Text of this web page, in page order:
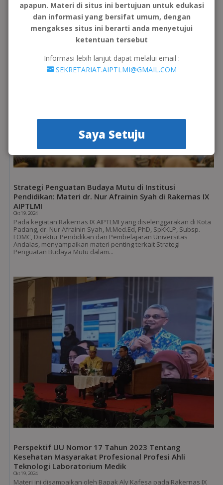
pendidikan di institusi...
Strategi Penguatan Budaya Mutu di Institusi
Pendidikan: Materi dr. Nur Afrainin Syah di Rakernas IX
AIPTLMI
Okt 19, 2024
Pada kegiatan Rakernas IX AIPTLMI yang diselenggarakan di Kota
Padang, dr. Nur Afrainin Syah, M.Med.Ed, PhD, SpKKLP, Subsp.
FOMC, Direktur Pendidikan dan Pembelajaran Universitas
Andalas, menyampaikan materi penting terkait Strategi
Penguatan Budaya Mutu dalam...
Perspektif UU Nomor 17 Tahun 2023 Tentang
Kesehatan Masyarakat Profesional Profesi Ahli
Teknologi Laboratorium Medik
Okt 19, 2024
Materi ini disampaikan oleh Bapak Aly Kafesa pada Rakernas IX
apapun. Materi di situs ini bertujuan untuk edukasi
dan informasi yang bersifat umum, dengan
mengakses situs ini berarti anda menyetujui
ketentuan tersebut
Informasi lebih lanjut dapat melalui email :
SEKRETARIAT.AIPTLMI@GMAIL.COM
Saya Setuju